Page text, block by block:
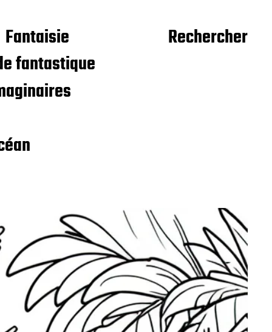
Fantaisie
fantastique
Rechercher